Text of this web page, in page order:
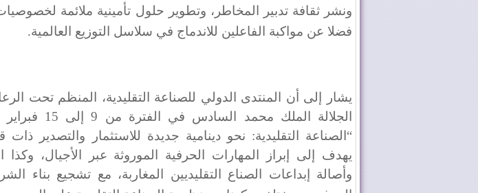
ونشر ثقافة تدبير المخاطر، وتطوير حلول تأمينية ملائمة لخصوصيات
فضلا عن مواكبة الفاعلين للاندماج في سلاسل التوزيع العالمية.
يشار إلى أن المنتدى الدولي للصناعة التقليدية، المنظم تحت
الجلالة الملك
“الصناعة التقليدية: نحو دينامية جديدة للاستثمار والتصدير ذات
يهدف إلى إبراز المهارات الحرفية الموروثة عبر الأجيال، وكذا
وأصالة إبداعات الصناع التقليديين المغاربة، مع تشجيع بناء